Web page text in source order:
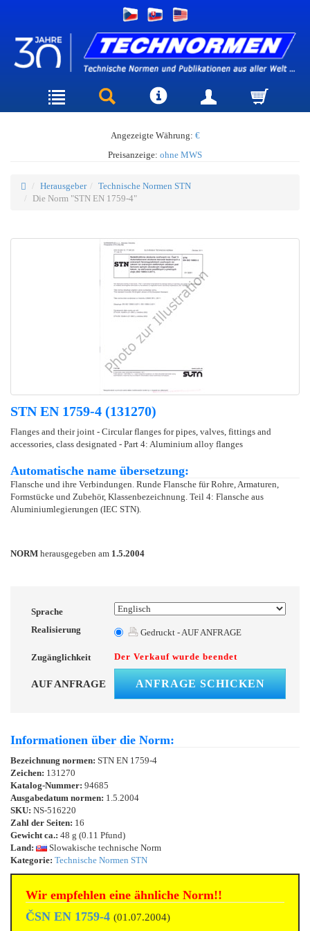
Angezeigte Währung: €
Preisanzeige: ohne MWS
Herausgeber
Technische Normen STN
Die Norm "STN EN 1759-4"
STN EN 1759-4 (131270)
Flanges and their joint - Circular flanges for pipes, valves, fittings and
accessories, class designated - Part 4: Aluminium alloy flanges
Automatische name übersetzung:
Flansche und ihre Verbindungen. Runde Flansche für Rohre, Armaturen,
Formstücke und Zubehör, Klassenbezeichnung. Teil 4: Flansche aus
Aluminiumlegierungen (IEC STN).
NORM herausgegeben am 1.5.2004
Sprache
Realisierung
Gedruckt - AUF ANFRAGE
Zugänglichkeit Der Verkauf wurde beendet
AUF ANFRAGE ANFRAGE SCHICKEN
Informationen über die Norm:
Bezeichnung normen: STN EN 1759-4
Zeichen: 131270
Katalog-Nummer: 94685
Ausgabedatum normen: 1.5.2004
SKU: NS-516220
Zahl der Seiten: 16
Gewicht ca.: 48 g (0.11 Pfund)
Land:
Slowakische technische Norm
Kategorie: Technische Normen STN
Wir empfehlen eine ähnliche Norm!!
ČSN EN 1759-4 (01.07.2004)